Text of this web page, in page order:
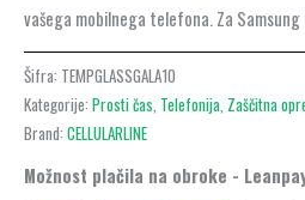
vašega mobilnega telefona. Za Samsung
Šifra: TEMPGLASSGALA10
Kategorije: Prosti čas Telefonija Zaščitna
Brand: CELLULARLINE
Možnost plačila na obroke -